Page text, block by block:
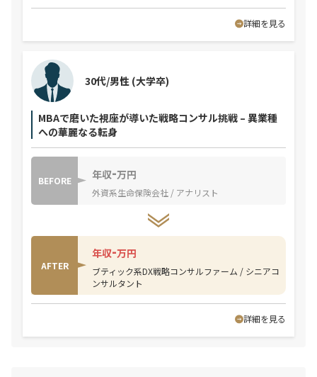
詳細を見る
MBAで磨いた視座が導いた戦略コンサル挑戦 – 異業種
への華麗なる転身
30代/男性 (大学卒)
BEFORE 年収-万円
外資系生命保険会社 / アナリスト
AFTER
年収-万円
ブティック系DX戦略コンサルファーム / シニアコ
ンサルタント
詳細を見る